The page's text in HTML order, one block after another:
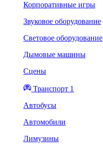
Корпоративные игры
Звуковое оборудование
Световое оборудование
Дымовые машины
Сцены
Транспорт 1
Автобусы
Автомобили
Лимузины